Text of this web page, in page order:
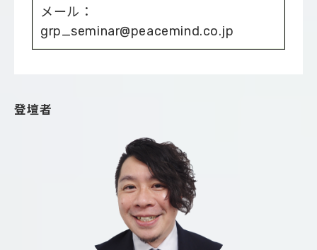
メール：
grp_seminar@peacemind.co.jp
登壇者